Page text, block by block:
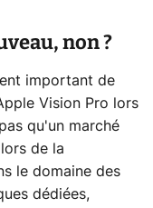
non ?
important de
Vision Pro lors
qu'un marché
de la
le domaine des
dédiées,